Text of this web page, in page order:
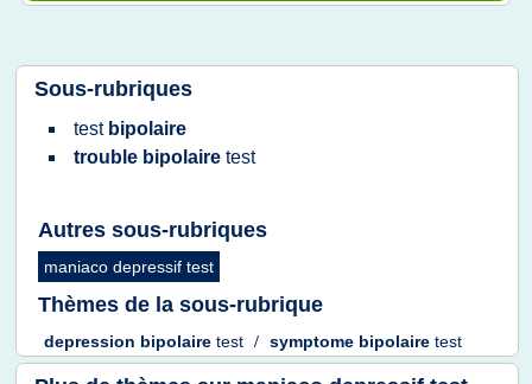
Sous-rubriques
test bipolaire
trouble bipolaire test
Autres sous-rubriques
maniaco depressif test
Thèmes de la sous-rubrique
depression bipolaire test / symptome bipolaire test